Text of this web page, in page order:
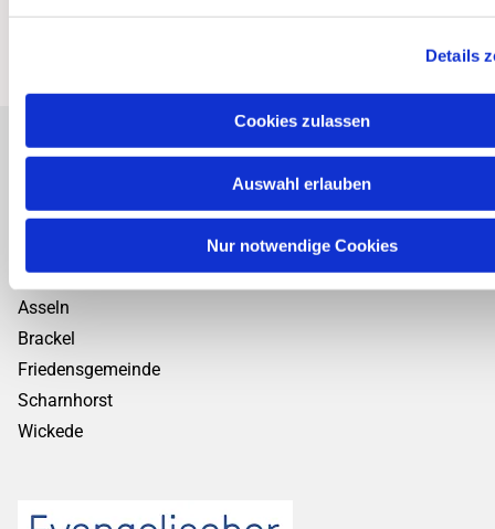
Details
Cookies zulassen
Auswahl erlauben
Nur notwendige Cookies
Personalplanungsraum Ost
Kirchenkreis Dortmund
Kirchengemeinden:
Asseln
Brackel
Friedensgemeinde
Scharnhorst
Wickede